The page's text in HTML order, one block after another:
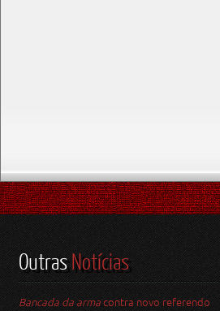
OutrasNotícias
Bancada da armacontra novo referendo